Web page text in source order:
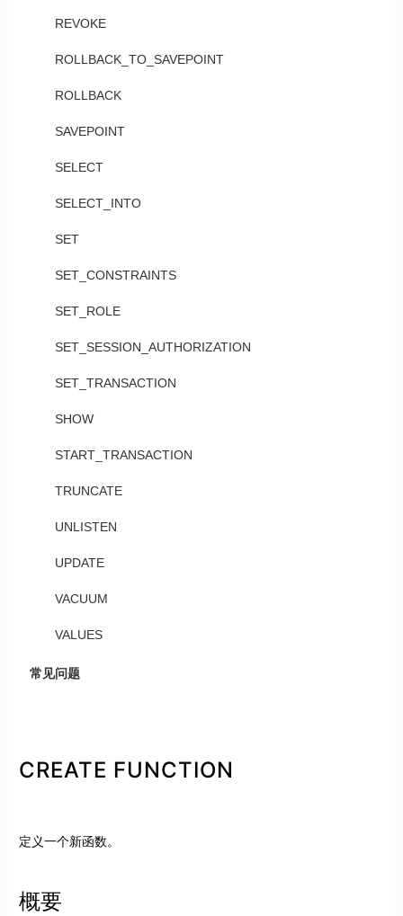
REVOKE
ROLLBACK_TO_SAVEPOINT
ROLLBACK
SAVEPOINT
SELECT
SELECT_INTO
SET
SET_CONSTRAINTS
SET_ROLE
SET_SESSION_AUTHORIZATION
SET_TRANSACTION
SHOW
START_TRANSACTION
TRUNCATE
UNLISTEN
UPDATE
VACUUM
VALUES
常见问题
CREATE FUNCTION
定义一个新函数。
概要